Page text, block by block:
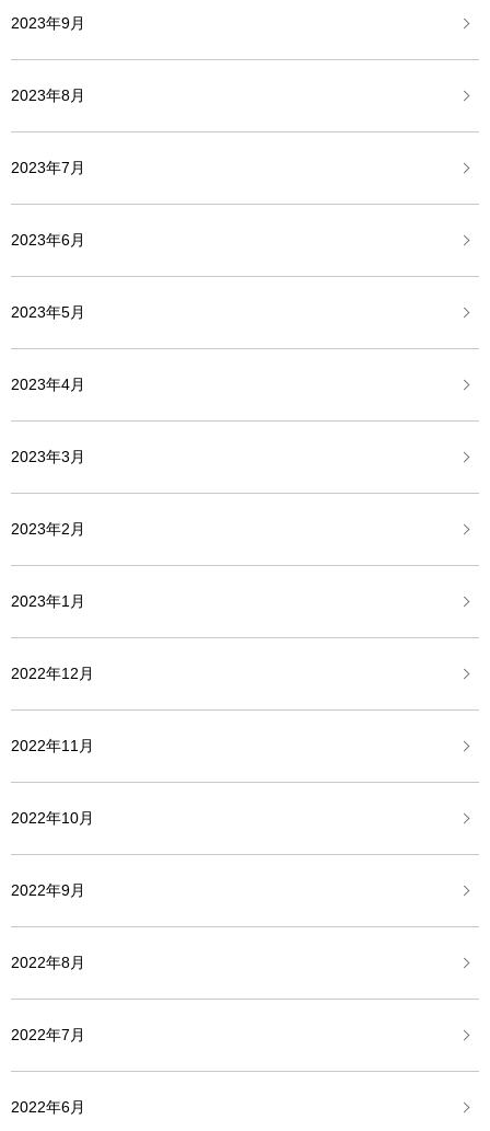
2023年9月
2023年8月
2023年7月
2023年6月
2023年5月
2023年4月
2023年3月
2023年2月
2023年1月
2022年12月
2022年11月
2022年10月
2022年9月
2022年8月
2022年7月
2022年6月